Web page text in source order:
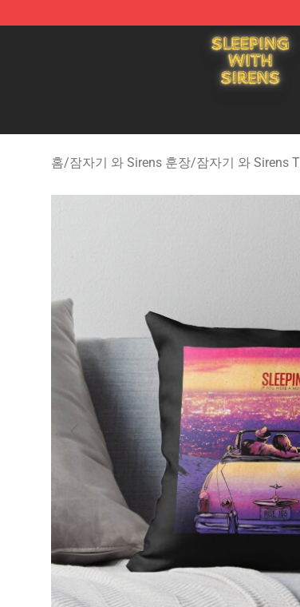
Sleeping With Sirens Store - Official
홈/잠자기 와 Sirens 훈장/잠자기 와 Sirens